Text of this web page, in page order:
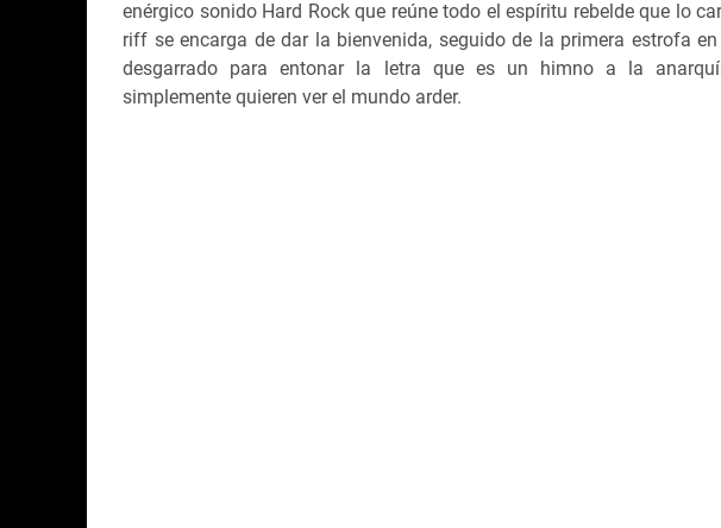
enérgico sonido Hard Rock que reúne todo el espíritu rebelde que lo
riff se encarga de dar la bienvenida, seguido de la primera estrofa
desgarrado para entonar la letra que es un himno a la
simplemente quieren ver el mundo arder.